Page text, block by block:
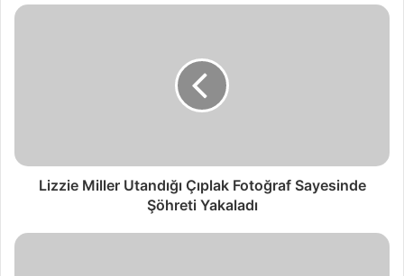
Lizzie Miller Utandığı Çıplak Fotoğraf Sayesinde
Şöhreti Yakaladı